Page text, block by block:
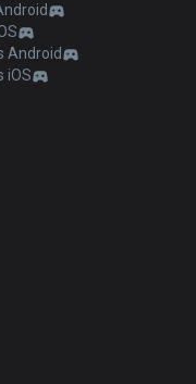
Android
iOS